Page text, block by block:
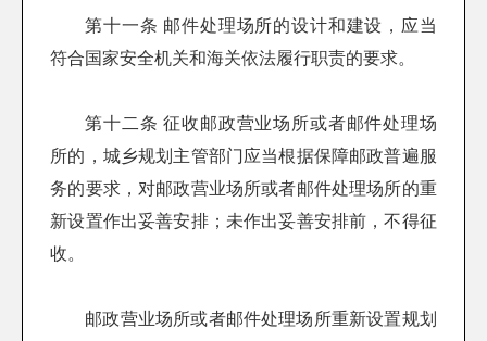
第十一条 邮件处理场所的设计和建设，应当
符合国家安全机关和海关依法履行职责的要求。
第十二条 征收邮政营业场所或者邮件处理场
所的，城乡规划主管部门应当根据保障邮政普遍服
务的要求，对邮政营业场所或者邮件处理场所的重
新设置作出妥善安排；未作出妥善安排前，不得征
收。
邮政营业场所或者邮件处理场所重新设置规划